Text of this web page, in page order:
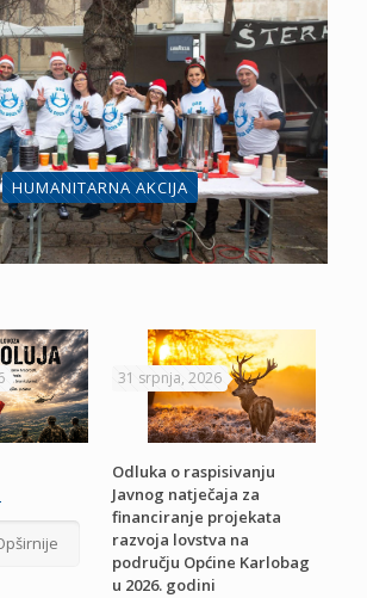
HUMANITARNA AKCIJA
31 srpnja, 2026
Odluka o raspisivanju
Javnog natječaja za
financiranje projekata
razvoja lovstva na
području Općine Karlobag
u 2026. godini